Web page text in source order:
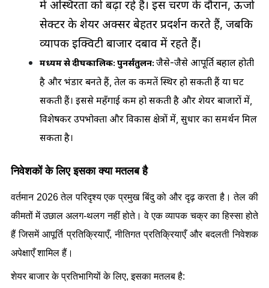
में अस्थिरता को बढ़ा रहे हैं। इस चरण के दौरान, ऊर्जा
सेक्टर के शेयर अक्सर बेहतर प्रदर्शन करते हैं, जबकि
व्यापक इक्विटी बाजार दबाव में रहते हैं।
मध्यम से दीर्घकालिक: पुनर्संतुलन: जैसे-जैसे आपूर्ति बहाल होती
है और भंडार बनते हैं, तेल की कीमतें स्थिर हो सकती हैं या घट
सकती हैं। इससे महँगाई कम हो सकती है और शेयर बाजारों में,
विशेषकर उपभोक्ता और विकास क्षेत्रों में, सुधार का समर्थन मिल
सकता है।
निवेशकों के लिए इसका क्या मतलब है
वर्तमान 2026 तेल परिदृश्य एक प्रमुख बिंदु को और दृढ़ करता है। तेल की
कीमतों में उछाल अलग-थलग नहीं होते। वे एक व्यापक चक्र का हिस्सा होते
हैं जिसमें आपूर्ति प्रतिक्रियाएँ, नीतिगत प्रतिक्रियाएँ और बदलती निवेशक
अपेक्षाएँ शामिल हैं।
शेयर बाजार के प्रतिभागियों के लिए, इसका मतलब है: